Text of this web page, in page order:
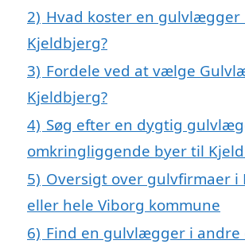
2) Hvad koster en gulvlægger
Kjeldbjerg?
3) Fordele ved at vælge
Kjeldbjerg?
4) Søg efter en dygtig
omkringliggende byer til
5) Oversigt over gulvfirmaer i
eller hele Viborg kommune
6) Find en gulvlægger i andre